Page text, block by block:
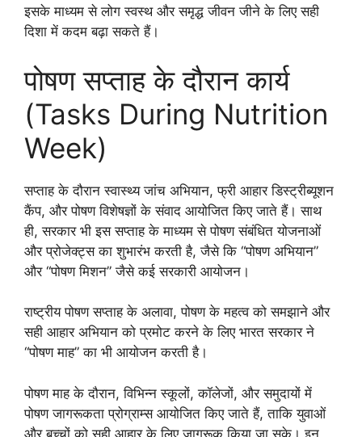
इसके माध्यम से लोग स्वस्थ और समृद्ध जीवन जीने के लिए सही
दिशा में कदम बढ़ा सकते हैं।
पोषण सप्ताह के दौरान कार्य
(Tasks During Nutrition
Week)
सप्ताह के दौरान स्वास्थ्य जांच अभियान, फ्री आहार डिस्ट्रीब्यूशन
कैंप, और पोषण विशेषज्ञों के संवाद आयोजित किए जाते हैं। साथ
ही, सरकार भी इस सप्ताह के माध्यम से पोषण संबंधित योजनाओं
और प्रोजेक्ट्स का शुभारंभ करती है, जैसे कि “पोषण अभियान”
और “पोषण मिशन” जैसे कई सरकारी आयोजन।
राष्ट्रीय पोषण सप्ताह के अलावा, पोषण के महत्व को समझाने और
सही आहार अभियान को प्रमोट करने के लिए भारत सरकार ने
“पोषण माह” का भी आयोजन करती है।
पोषण माह के दौरान, विभिन्न स्कूलों, कॉलेजों, और समुदायों में
पोषण जागरूकता प्रोग्राम्स आयोजित किए जाते हैं, ताकि युवाओं
और बच्चों को सही आहार के लिए जागरूक किया जा सके। इन